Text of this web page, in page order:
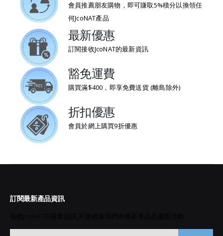
會員推薦朋友購物，即可賺取5%積分以換領任
何JcoNAT產品
最新優惠
訂閱接收JcoNAT的最新資訊
豁免運費
購買滿$400，即享免費送貨 (離島除外)
折扣優惠
會員於網上購買9折優惠
訂閱最新產品資訊